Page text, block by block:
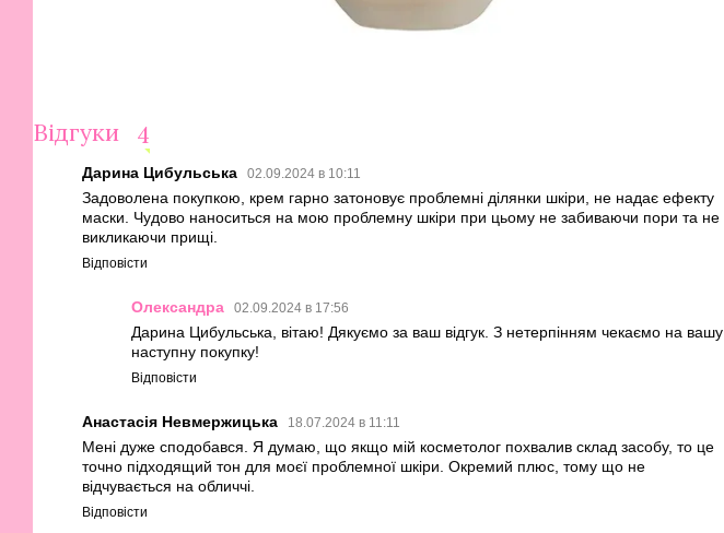
Відгуки 4
Дарина Цибульська 02.09.2024 в 10:11
Задоволена покупкою, крем гарно затоновує проблемні ділянки шкіри, не надає ефекту
маски. Чудово наноситься на мою проблемну шкіри при цьому не забиваючи пори та не
викликаючи прищі.
Відповісти
Олександра 02.09.2024 в 17:56
Дарина Цибульська, вітаю! Дякуємо за ваш відгук. З нетерпінням чекаємо на вашу
наступну покупку!
Відповісти
Анастасія Невмержицька 18.07.2024 в 11:11
Мені дуже сподобався. Я думаю, що якщо мій косметолог похвалив склад засобу, то це
точно підходящий тон для моєї проблемної шкіри. Окремий плюс, тому що не
відчувається на обличчі.
Відповісти